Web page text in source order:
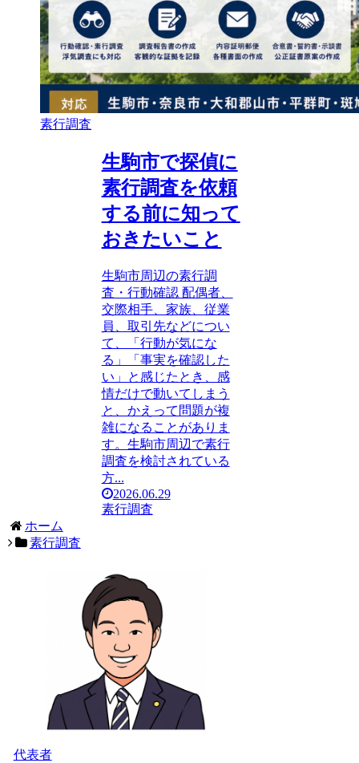
素行調査
生駒市で探偵に
素行調査を依頼
する前に知って
おきたいこと
生駒市周辺の素行調
査・行動確認 配偶者、
交際相手、家族、従業
員、取引先などについ
て、「行動が気にな
る」「事実を確認した
い」と感じたとき、感
情だけで動いてしまう
と、かえって問題が複
雑になることがありま
す。生駒市周辺で素行
調査を検討されている
方...
2026.06.29
素行調査
ホーム
素行調査
代表者